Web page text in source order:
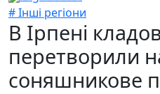
# Інші регіони
В Ірпені
перетворили
соняшникове